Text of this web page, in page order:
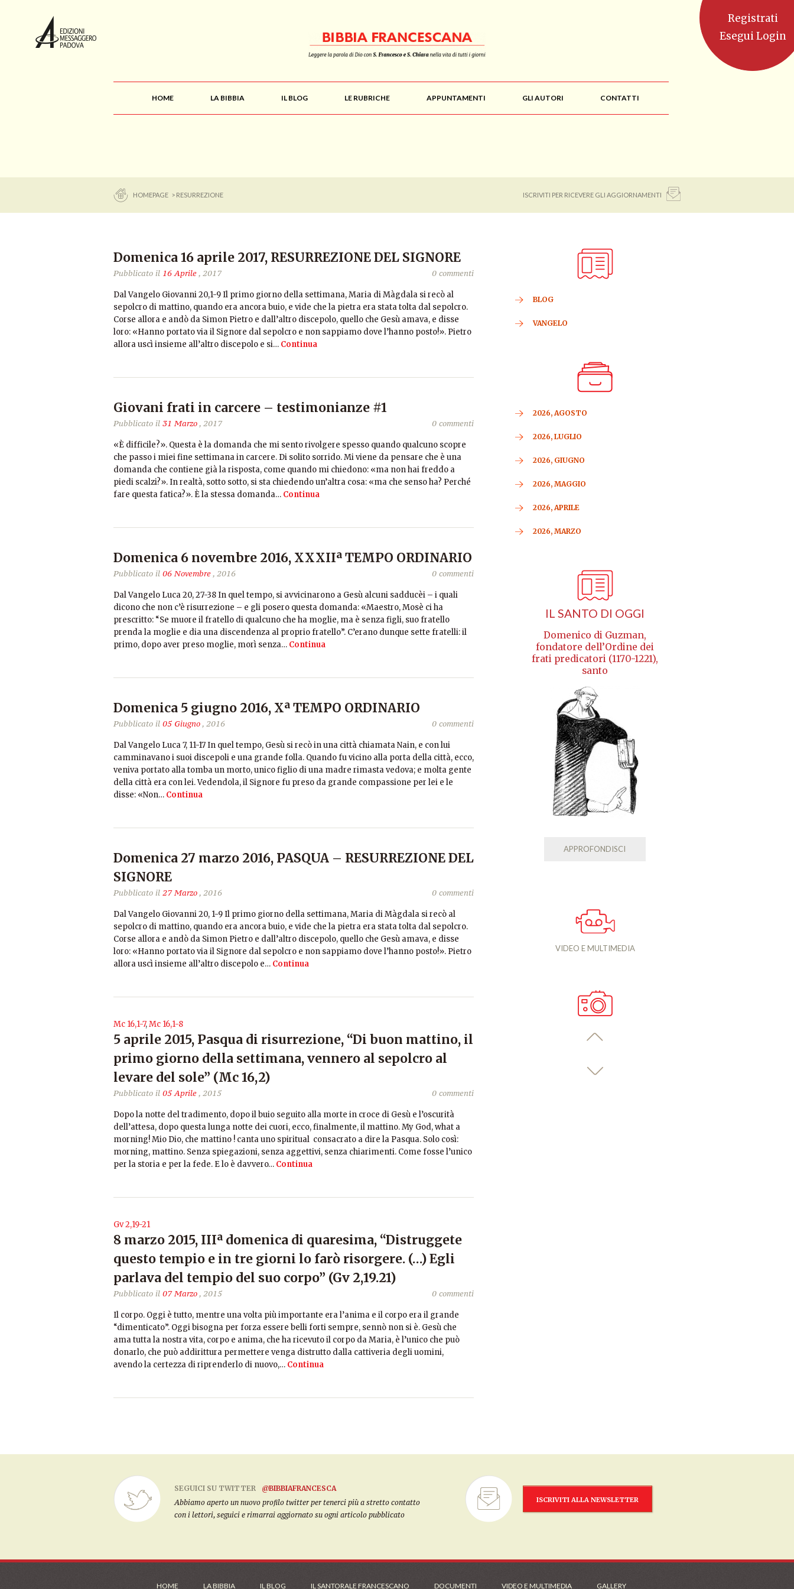
HOME LA BIBBIA IL BLOG LE RUBRICHE APPUNTAMENTI GLI AUTORI CONTATTI
HOMEPAGE > RESURREZIONE ISCRIVITI PER RICEVERE GLI AGGIORNAMENTI
Domenica 16 aprile 2017, RESURREZIONE DEL SIGNORE
Pubblicato il 16 Aprile, 2017 0 commenti
Dal Vangelo Giovanni 20,1-9 Il primo giorno della settimana, Maria di Màgdala si recò al
sepolcro di mattino, quando era ancora buio, e vide che la pietra era stata tolta dal sepolcro.
Corse allora e andò da Simon Pietro e dall’altro discepolo, quello che Gesù amava, e disse
loro: «Hanno portato via il Signore dal sepolcro e non sappiamo dove l’hanno posto!». Pietro
allora uscì insieme all’altro discepolo e si… Continua
Giovani frati in carcere – testimonianze #1
Pubblicato il 31 Marzo, 2017 0 commenti
«È difficile?». Questa è la domanda che mi sento rivolgere spesso quando qualcuno scopre
che passo i miei fine settimana in carcere. Di solito sorrido. Mi viene da pensare che è una
domanda che contiene già la risposta, come quando mi chiedono: «ma non hai freddo a
piedi scalzi?». In realtà, sotto sotto, si sta chiedendo un’altra cosa: «ma che senso ha? Perché
fare questa fatica?». È la stessa domanda… Continua
Domenica 6 novembre 2016, XXXIIª TEMPO ORDINARIO
Pubblicato il 06 Novembre, 2016 0 commenti
Dal Vangelo Luca 20, 27-38 In quel tempo, si avvicinarono a Gesù alcuni sadducèi – i quali
dicono che non c’è risurrezione – e gli posero questa domanda: «Maestro, Mosè ci ha
prescritto: “Se muore il fratello di qualcuno che ha moglie, ma è senza figli, suo fratello
prenda la moglie e dia una discendenza al proprio fratello”. C’erano dunque sette fratelli: il
primo, dopo aver preso moglie, morì senza… Continua
Domenica 5 giugno 2016, Xª TEMPO ORDINARIO
Pubblicato il 05 Giugno, 2016 0 commenti
Dal Vangelo Luca 7, 11-17 In quel tempo, Gesù si recò in una città chiamata Nain, e con lui
camminavano i suoi discepoli e una grande folla. Quando fu vicino alla porta della città, ecco,
veniva portato alla tomba un morto, unico figlio di una madre rimasta vedova; e molta gente
della città era con lei. Vedendola, il Signore fu preso da grande compassione per lei e le
disse: «Non… Continua
Domenica 27 marzo 2016, PASQUA – RESURREZIONE DEL
SIGNORE
Pubblicato il 27 Marzo, 2016 0 commenti
Dal Vangelo Giovanni 20, 1-9 Il primo giorno della settimana, Maria di Màgdala si recò al
sepolcro di mattino, quando era ancora buio, e vide che la pietra era stata tolta dal sepolcro.
Corse allora e andò da Simon Pietro e dall’altro discepolo, quello che Gesù amava, e disse
loro: «Hanno portato via il Signore dal sepolcro e non sappiamo dove l’hanno posto!». Pietro
allora uscì insieme all’altro discepolo e… Continua
Mc 16,1-7,Mc 16,1-8
5 aprile 2015, Pasqua di risurrezione, “Di buon mattino, il
primo giorno della settimana, vennero al sepolcro al
levare del sole” (Mc 16,2)
Pubblicato il 05 Aprile, 2015 0 commenti
Dopo la notte del tradimento, dopo il buio seguito alla morte in croce di Gesù e l’oscurità
dell’attesa, dopo questa lunga notte dei cuori, ecco, finalmente, il mattino. My God, what a
morning! Mio Dio, che mattino ! canta uno spiritual consacrato a dire la Pasqua. Solo così:
morning, mattino. Senza spiegazioni, senza aggettivi, senza chiarimenti. Come fosse l’unico
per la storia e per la fede. E lo è davvero… Continua
Gv 2,19-21
8 marzo 2015, IIIª domenica di quaresima, “Distruggete
questo tempio e in tre giorni lo farò risorgere. (…) Egli
parlava del tempio del suo corpo” (Gv 2,19.21)
Pubblicato il 07 Marzo, 2015 0 commenti
Il corpo. Oggi è tutto, mentre una volta più importante era l’anima e il corpo era il grande
“dimenticato”. Oggi bisogna per forza essere belli forti sempre, sennò non si è. Gesù che
ama tutta la nostra vita, corpo e anima, che ha ricevuto il corpo da Maria, è l’unico che può
donarlo, che può addirittura permettere venga distrutto dalla cattiveria degli uomini,
avendo la certezza di riprenderlo di nuovo,… Continua
BLOG
VANGELO
2026, AGOSTO
2026, LUGLIO
2026, GIUGNO
2026, MAGGIO
2026, APRILE
2026, MARZO
IL SANTO DI OGGI
Domenico di Guzman,
fondatore dell’Ordine dei
frati predicatori (1170-1221),
santo
APPROFONDISCI
VIDEO E MULTIMEDIA
SEGUICI SU TWITTER
@BIBBIAFRANCESCA
Abbiamo aperto un nuovo profilo twitter per tenerci più a stretto contatto
con i lettori, seguici e rimarrai aggiornato su ogni articolo pubblicato
ISCRIVITI ALLA NEWSLETTER
HOME LA BIBBIA IL BLOG IL SANTORALE FRANCESCANO DOCUMENTI VIDEO E MULTIMEDIA GALLERY
Registrati
Esegui Login